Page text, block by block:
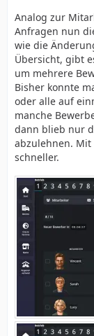
Analog zur
Anfragen nun
wie die
Übersicht, gibt
um mehrere
Bisher konnte
oder alle auf
manche
dann blieb nur
abzulehnen.
schneller.